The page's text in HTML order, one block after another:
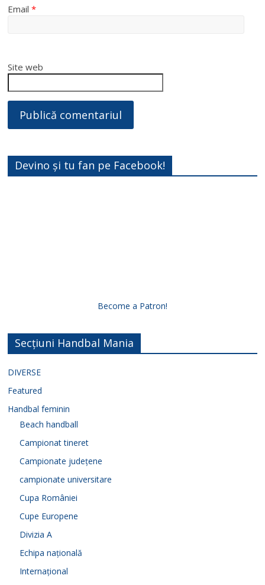
Email*
Site web
Devino și tu fan pe Facebook!
Become a Patron!
Secțiuni Handbal Mania
DIVERSE
Featured
Handbal feminin
Beach handball
Campionat tineret
Campionate județene
campionate universitare
Cupa României
Cupe Europene
Divizia A
Echipa națională
Internațional